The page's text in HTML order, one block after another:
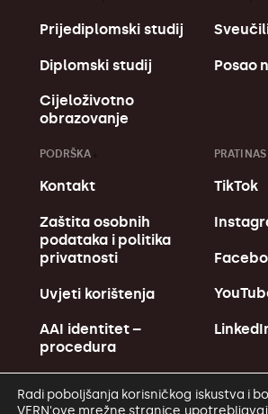
Prijediplomski studij
Diplomski studij
Cijeloživotno
obrazovanje
Posao
PODRŠKA
Kontakt
Zaštita osobnih
podataka i politika
privatnosti
Uvjeti korištenja
AAI identitet –
procedura
PRATI NAS
TikTok
Radi poboljšanja korisničkog iskustva i
VERN'ove mrežne stranice